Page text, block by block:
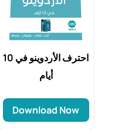
احترف الأردوينو في 10
أيام
Download Now